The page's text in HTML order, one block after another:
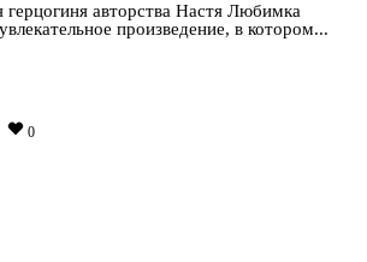
авторства Настя Любимка
произведение, в котором...
0